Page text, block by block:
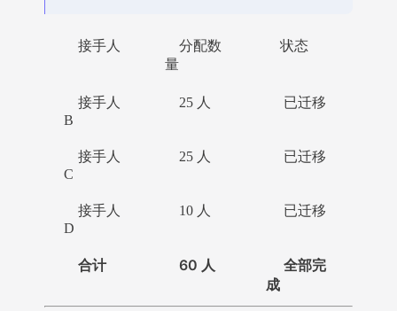
接手人
分配数
量
状态
接手人
B
25 人 已迁移
接手人
C
25 人 已迁移
接手人
D
10 人 已迁移
合计 60 人
全部完
成